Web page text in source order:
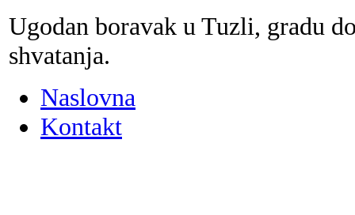
Ugodan boravak u Tuzli, gradu
shvatanja.
Naslovna
Kontakt